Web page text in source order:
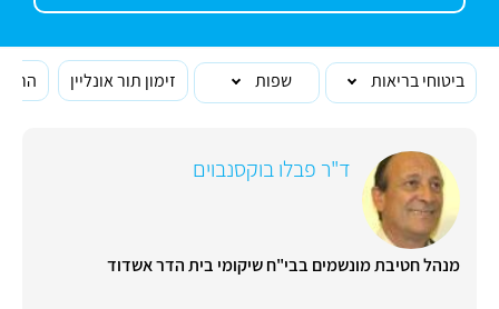
ביטוחי בריאות שפות זימון תור אונליין
ד"ר פבלו בוקסנבוים
מנהל חטיבת מונשמים בבי"ח שיקומי בית הדר אשדוד